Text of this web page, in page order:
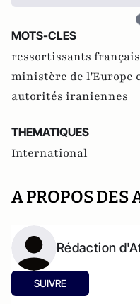
MOTS-CLES
ressortissants
ministère de l'Europe
autorités iraniennes
THEMATIQUES
International
A PROPOS DES
Rédaction
SUIVRE